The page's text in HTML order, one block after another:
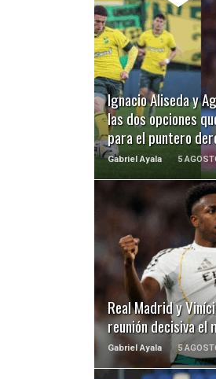
Ignacio Aliseda y
las dos opciones
para el puntero
Gabriel Ayala 5
LEER
Real Madrid y
reunión decisiva el
Gabriel Ayala 5
LEER